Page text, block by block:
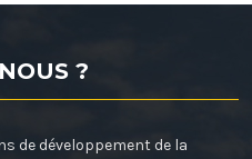
?
de développement de la